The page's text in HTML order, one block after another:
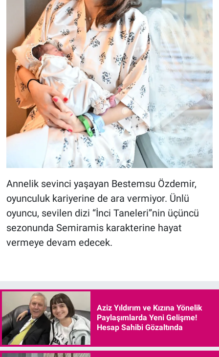
Annelik sevinci yaşayan Bestemsu Özdemir,
oyunculuk kariyerine de ara vermiyor. Ünlü
oyuncu, sevilen dizi “İnci Taneleri”nin üçüncü
sezonunda Semiramis karakterine hayat
vermeye devam edecek.
Aziz Yıldırım ve Kızına Yönelik
Paylaşımlarda Yeni Gelişme!
Hesap Sahibi Gözaltında